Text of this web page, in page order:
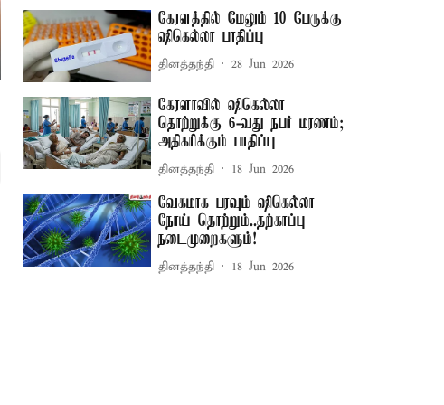
கேரளத்தில் மேலும் 10 பேருக்கு
ஷிகெல்லா பாதிப்பு
தினத்தந்தி 28 Jun 2026
கேரளாவில் ஷிகெல்லா
தொற்றுக்கு 6-வது நபர் மரணம்;
அதிகரிக்கும் பாதிப்பு
தினத்தந்தி 18 Jun 2026
வேகமாக பரவும் ஷிகெல்லா
நோய் தொற்றும்..தற்காப்பு
நடைமுறைகளும்!
தினத்தந்தி 18 Jun 2026